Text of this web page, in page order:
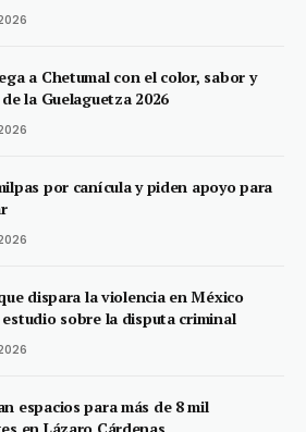
a Chetumal con el color, sabor y
la Guelaguetza 2026
por canícula y piden apoyo para
dispara la violencia en México
estudio sobre la disputa criminal
espacios para más de 8 mil